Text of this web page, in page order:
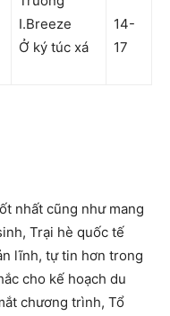
I.Breeze
Ở ký túc xá
14-
17
nhất cũng như mang
Trại hè quốc tế
lĩnh, tự tin hơn trong
cho kế hoạch du
chương trình, Tổ